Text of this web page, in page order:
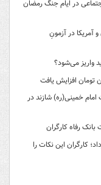
در ایام جنگ رمضان
آمریکا در آزمونِ
واریز می‌شود؟
خمینی(ره) شازند در
رفاه کارگران
کارگران این نکات را